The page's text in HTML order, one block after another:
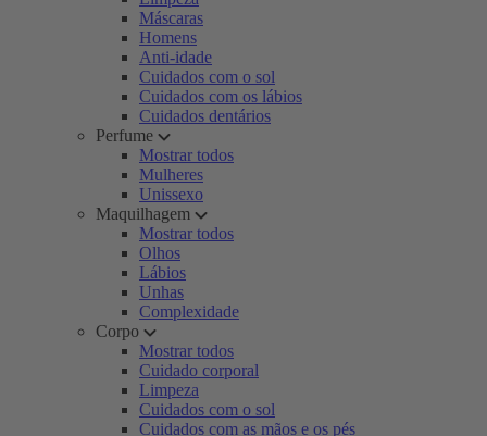
Máscaras
Homens
Anti-idade
Cuidados com o sol
Cuidados com os lábios
Cuidados dentários
Perfume
Mostrar todos
Mulheres
Unissexo
Maquilhagem
Mostrar todos
Olhos
Lábios
Unhas
Complexidade
Corpo
Mostrar todos
Cuidado corporal
Limpeza
Cuidados com o sol
Cuidados com as mãos e os pés